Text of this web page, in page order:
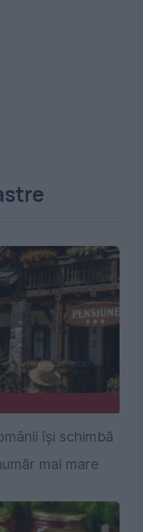
își schimbă
mai mare